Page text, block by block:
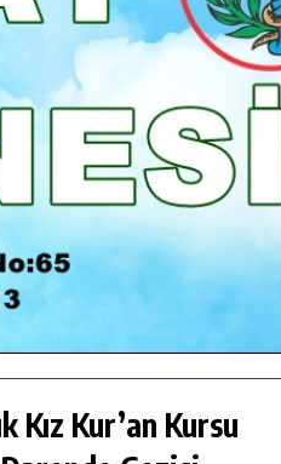
Kız Kur’an Kursu
GÜNLÜK HABER
GÖKSUN HAFIZLIK KIZ